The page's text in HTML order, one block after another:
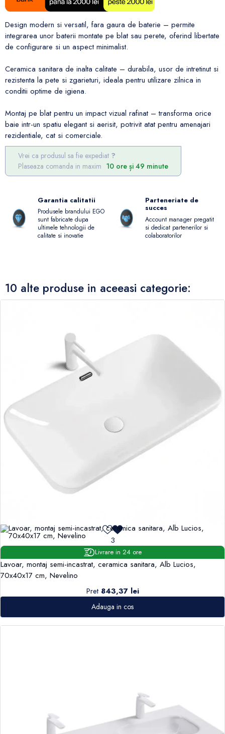
Design modern si versatil, fara gaura de baterie – permite
integrarea unor baterii montate pe blat sau perete, oferind libertate
de configurare si un aspect minimalist.
Ceramica sanitara de inalta calitate – durabila, usor de intretinut si
rezistenta la pete si zgarieturi, ideala pentru utilizare zilnica in
conditii optime de igiena.
Montaj pe blat pentru un impact vizual rafinat – transforma orice
baie intr-un spatiu elegant si aerisit, potrivit atat pentru amenajari
rezidentiale, cat si comerciale.
Vrei ca produsul sa fie expediat
Plaseaza comanda in maxim 10 ore și 49 minute
Garantia calitatii
Produsele brandului EGO
sunt fabricate dupa
ultimele tehnologii de
calitate si inovatie
Parteneriate de
succes
Account manager pregatit
si dedicat partenerilor si
colaboratorilor
10 alte produse in aceeasi categorie:
3
Livrare in 24 ore
Lavoar, montaj semi-incastrat, ceramica sanitara, Alb Lucios,
70x40x17 cm, Nevelino
Pret 843,37 lei
Adauga in cos